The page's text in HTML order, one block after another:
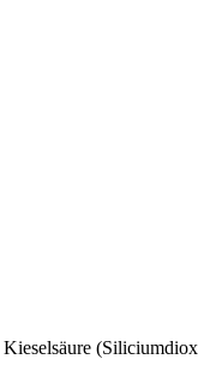
Kieselsäure